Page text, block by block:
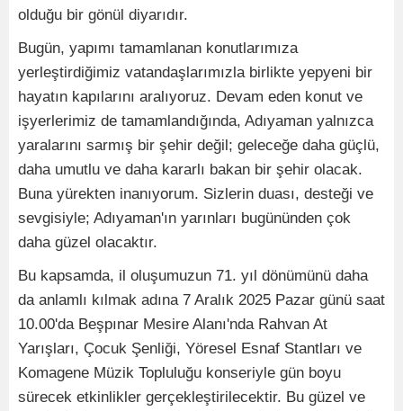
olduğu bir gönül diyarıdır.
Bugün, yapımı tamamlanan konutlarımıza
yerleştirdiğimiz vatandaşlarımızla birlikte yepyeni bir
hayatın kapılarını aralıyoruz. Devam eden konut ve
işyerlerimiz de tamamlandığında, Adıyaman yalnızca
yaralarını sarmış bir şehir değil; geleceğe daha güçlü,
daha umutlu ve daha kararlı bakan bir şehir olacak.
Buna yürekten inanıyorum. Sizlerin duası, desteği ve
sevgisiyle; Adıyaman'ın yarınları bugününden çok
daha güzel olacaktır.
Bu kapsamda, il oluşumuzun 71. yıl dönümünü daha
da anlamlı kılmak adına 7 Aralık 2025 Pazar günü saat
10.00'da Beşpınar Mesire Alanı'nda Rahvan At
Yarışları, Çocuk Şenliği, Yöresel Esnaf Stantları ve
Komagene Müzik Topluluğu konseriyle gün boyu
sürecek etkinlikler gerçekleştirilecektir. Bu güzel ve